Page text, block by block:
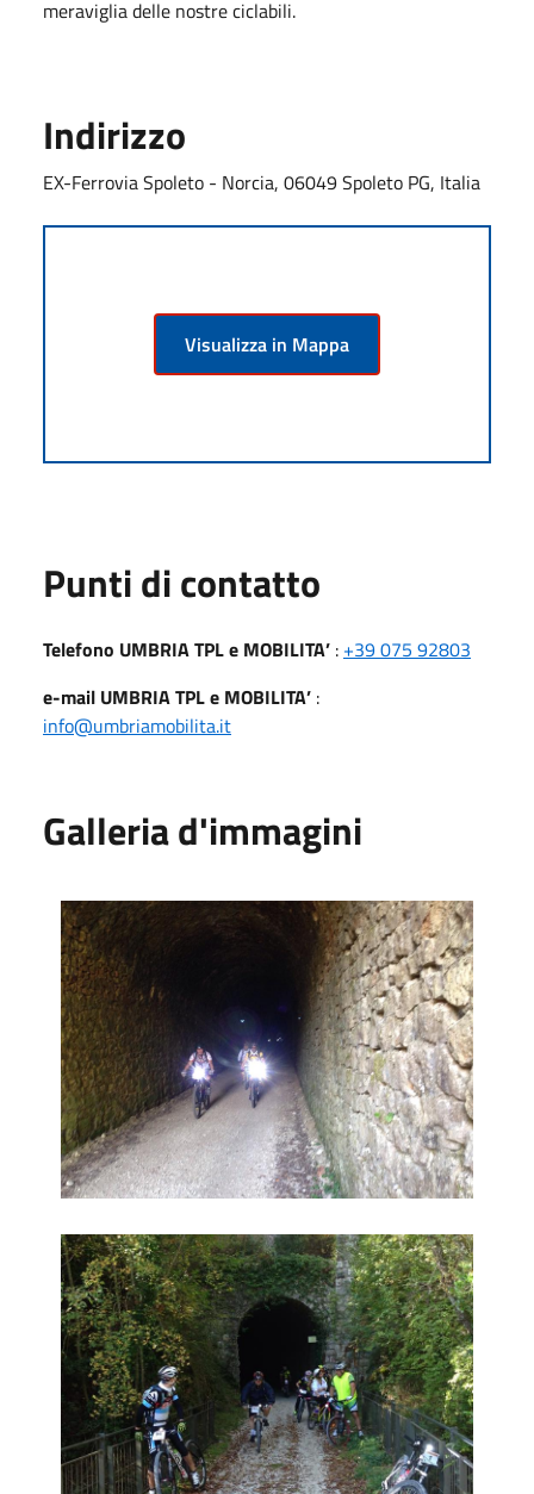
meraviglia delle nostre ciclabili.
Indirizzo
EX-Ferrovia Spoleto - Norcia, 06049 Spoleto PG, Italia
Visualizza in Mappa
Punti di contatto
Telefono UMBRIA TPL e MOBILITA’ : +39 075 92803
e-mail UMBRIA TPL e MOBILITA’ :
info@umbriamobilita.it
Galleria d'immagini
cicloturistica
Cicloturistica 2